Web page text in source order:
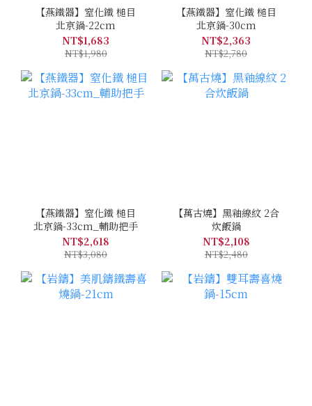
【燕鐵器】窒化鐵 槌目
北京鍋-22cm
NT$1,683
NT$1,980
【燕鐵器】窒化鐵 槌目
北京鍋-30cm
NT$2,363
NT$2,780
【燕鐵器】窒化鐵 槌目
北京鍋-33cm_輔助把手
NT$2,618
NT$3,080
【萬古燒】黑釉線紋 2合
炊飯鍋
NT$2,108
NT$2,480